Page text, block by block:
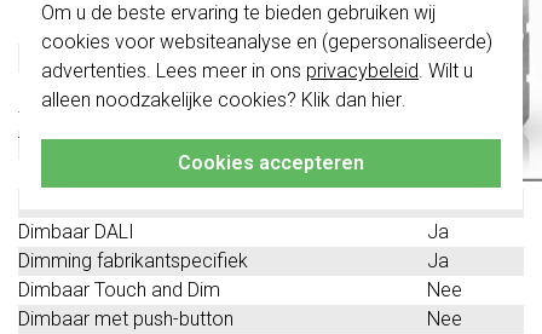
Om u de beste ervaring te bieden gebruiken wij
cookies voor websiteanalyse en (gepersonaliseerde)
advertenties. Lees meer in ons privacybeleid. Wilt u
alleen noodzakelijke cookies? Klik dan hier.
Cookies accepteren
Geschikt voor toepassing met drukker
tijdschakelaar/timer
Transparant
Nee
Met IFTTT ondersteuning
Dimbaar DALI
Ja
Dimming fabrikantspecifiek
Ja
Dimbaar Touch and Dim
Nee
Dimbaar met push-button
Nee
schakelwippen zijn vernieuwd. Ze zijn
niette combineren met de schakelaars
van vóór augustus 2024.
Klik hiervoor meer informatie, zodat je